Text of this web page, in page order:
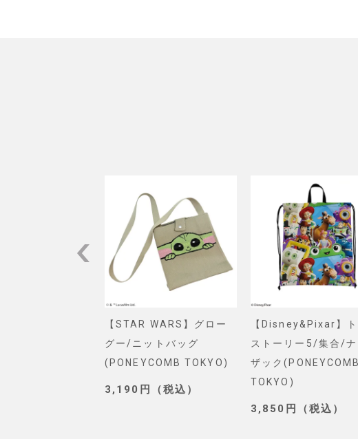
【STAR WARS】グロー
グー/ニットバッグ
(PONEYCOMB TOKYO)
3,190円（税込）
【Disney&Pixar】ト
ストーリー5/集合/ナ
ザック(PONEYCOMB
TOKYO)
3,850円（税込）